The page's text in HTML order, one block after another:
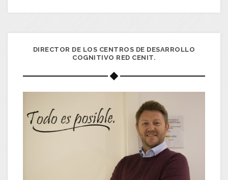
DIRECTOR DE LOS CENTROS DE DESARROLLO
COGNITIVO RED CENIT.